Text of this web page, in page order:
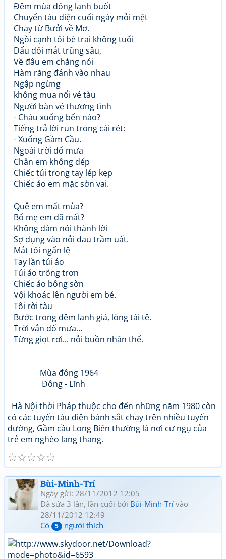
Đêm mùa đông lạnh buốt
Chuyến tàu điện cuối ngày mỏi mệt
Chạy từ Bưởi về Mơ.
Ngồi cạnh tôi bé trai không tuổi
Dấu đôi mắt trũng sâu,
Về đâu em chẳng nói
Hàm răng đánh vào nhau
Ngập ngừng
không mua nổi vé tàu
Người bàn vé thương tình
- Cháu xuống bến nào?
Tiếng trả lời run trong cái rét:
- Xuống Gầm Cầu.
Ngoài trời đổ mưa
Chân em không dép
Chiếc túi trong tay lép kẹp
Chiếc áo em mặc sờn vai.
Quê em mất mùa?
Bố mẹ em đã mất?
Không dám nói thành lời
Sợ đụng vào nỗi đau trầm uất.
Mắt tôi ngấn lệ
Tay lần túi áo
Túi áo trống trơn
Chiếc áo bông sờn
Vội khoác lên người em bé.
Tôi rời tàu
Bước trong đêm lạnh giá, lòng tái tê.
Trời vẫn đổ mưa...
Từng giọt rơi... nỗi buồn nhân thế.
Mùa đông 1964
Đông - Lĩnh
Hà Nội thời Pháp thuộc cho đến những năm 1980 còn
có các tuyến tàu điện bánh sắt chạy trên nhiều tuyến
đường, Gầm cầu Long Biên thường là nơi cư ngụ của
trẻ em nghèo lang thang.
☆
☆
☆
☆
☆
Bùi-Minh-Trí
Ngày gửi: 28/11/2012 12:05
Đã sửa 3 lần, lần cuối bởi Bùi-Minh-Trí vào
28/11/2012 12:49
Có
5 người thích